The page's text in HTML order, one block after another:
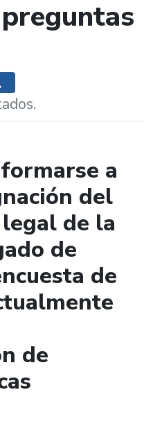
opciones de búsqueda
a
del
de la
de
de
de